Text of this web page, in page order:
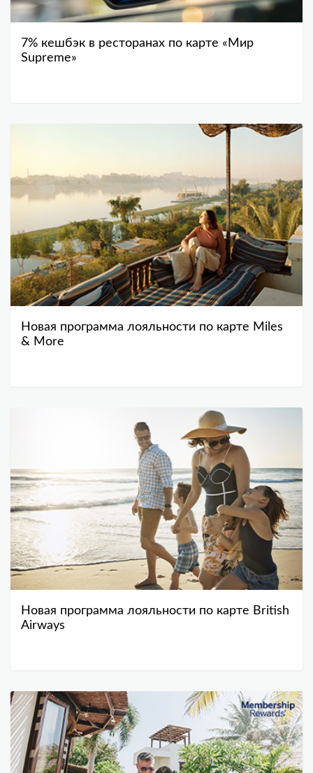
7% кешбэк в ресторанах по карте «Мир
Supreme»
Новая программа лояльности по карте Miles
& More
Новая программа лояльности по карте British
Airways